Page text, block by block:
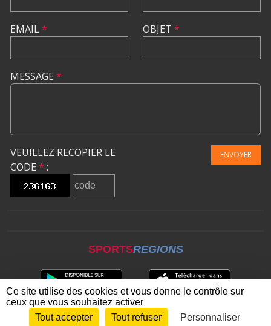
EMAIL* OBJET *
MESSAGE *
VEUILLEZ RECOPIER LE
CODE * :
ENVOYER
SPORTSREGIONS
Envie de participer ? CONNEXION
Ce site utilise des cookies et vous donne le contrôle sur
ceux que vous souhaitez activer
Tout accepter
Tout refuser Personnaliser